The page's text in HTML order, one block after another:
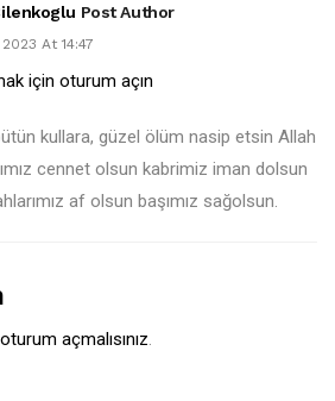
Post Author
At 14:47
için oturum açın
kullara, güzel ölüm nasip etsin Allah
cennet olsun kabrimiz iman dolsun
af olsun başımız sağolsun.
oturum açmalısınız.